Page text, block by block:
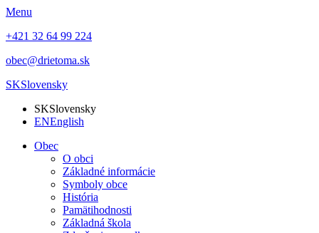
Menu
+421 32 64 99 224
obec@drietoma.sk
SKSlovensky
SKSlovensky
ENEnglish
Obec
O obci
Základné informácie
Symboly obce
História
Pamätihodnosti
Základná škola